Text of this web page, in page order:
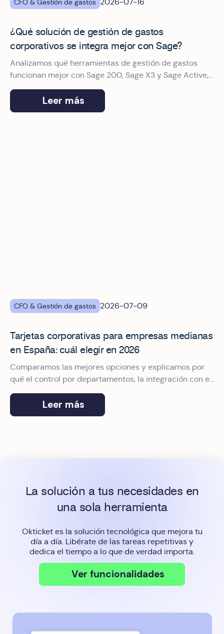
CFO & Gestión de gastos
¿Qué solución de gestión de gastos
corporativos se integra mejor con Sage?
Analizamos qué herramientas de gestión de gastos
funcionan mejor con Sage 200, Sage X3 y Sage Active,
y por qué Okticket es el proveedor de gestión de
gastos de empresa elegido por Sage.
Leer más
CFO & Gestión de gastos 2026-07-09
Tarjetas corporativas para empresas medianas
en España: cuál elegir en 2026
Comparamos las mejores opciones y explicamos por
qué el control por departamentos, la integración con el
ERP y el pago con Apple Pay marcan la diferencia.
Leer más
La solución a tus necesidades en
una sola herramienta
Okticket es la solución tecnológica que mejora tu
día a día. Libérate de las tareas repetitivas y
dedica el tiempo a lo que de verdad importa.
Ver funcionalidades